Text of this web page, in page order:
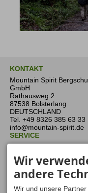
KONTAKT
Mountain Spirit
GmbH
Rathausweg 2
87538 Bolsterlang
DEUTSCHLAND
Tel. +49 8326 385 63 33
info@mountain-spirit.de
SERVICE
Ausrüstungsverleih
Tipps & Tricks
Newsletter
Gutscheine
Zahlungsmethoden
Wir
andere
Wir und unsere